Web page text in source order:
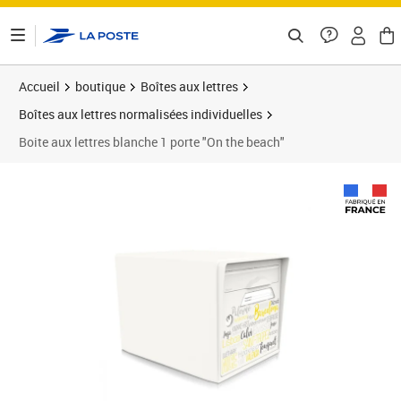
Accueil boutique
Boîtes aux lettres
Boîtes aux lettres normalisées individuelles
Boite aux lettres blanche 1 porte "On the beach"